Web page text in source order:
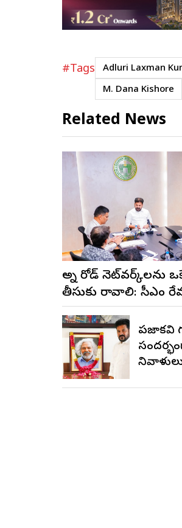
#Tags Adluri Laxman
M. Dana Kishore
Related News
అన్ని రోడ్ నెట్‌వర్క్‌లను
తీసుకు రావాలి: సీఎం
ప్రజాకవి